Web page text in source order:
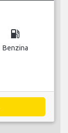
local_gas_station
Benzina